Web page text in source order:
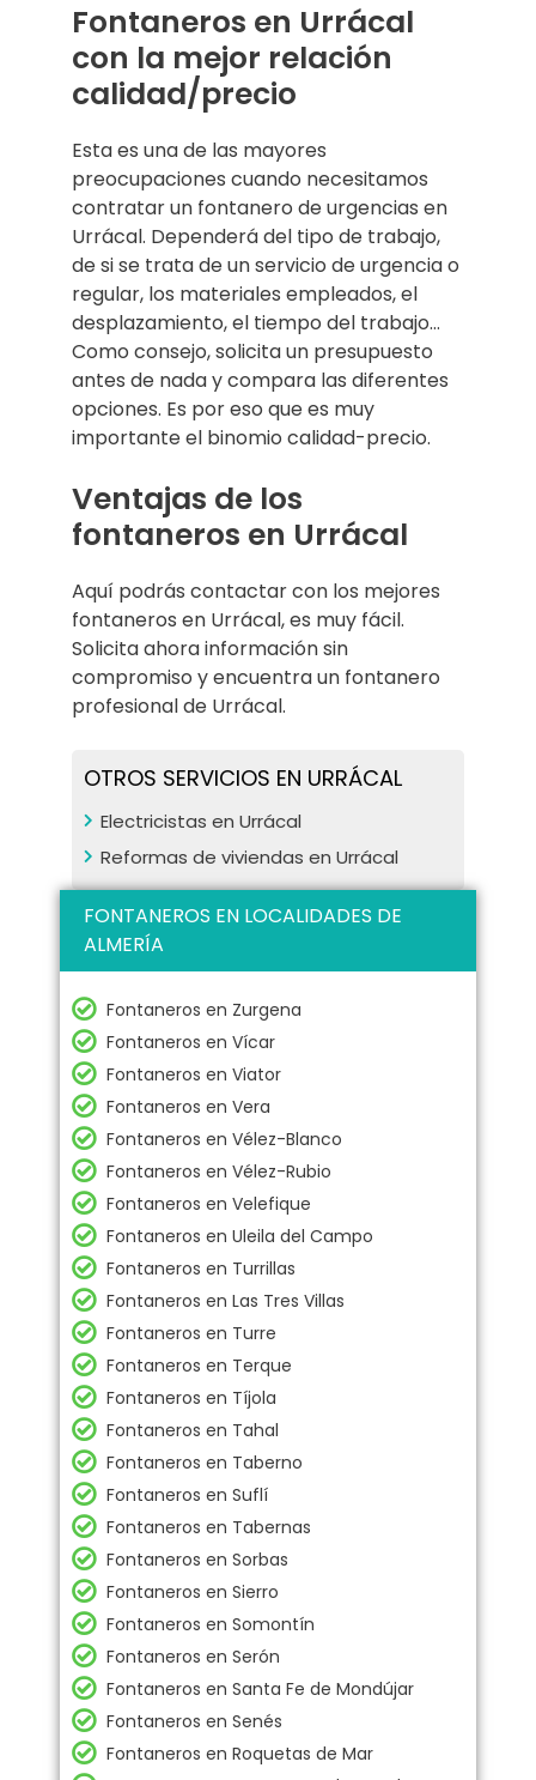
Fontaneros en Urrácal
con la mejor relación
calidad/precio
Esta es una de las mayores
preocupaciones cuando necesitamos
contratar un fontanero de urgencias en
Urrácal. Dependerá del tipo de trabajo,
de si se trata de un servicio de urgencia o
regular, los materiales empleados, el
desplazamiento, el tiempo del trabajo…
Como consejo, solicita un presupuesto
antes de nada y compara las diferentes
opciones. Es por eso que es muy
importante el binomio calidad-precio.
Ventajas de los
fontaneros en Urrácal
Aquí podrás contactar con los mejores
fontaneros en Urrácal, es muy fácil.
Solicita ahora información sin
compromiso y encuentra un fontanero
profesional de Urrácal.
OTROS SERVICIOS EN URRÁCAL
Electricistas en Urrácal
Reformas de viviendas en Urrácal
FONTANEROS EN LOCALIDADES DE
ALMERÍA
Fontaneros en Zurgena
Fontaneros en Vícar
Fontaneros en Viator
Fontaneros en Vera
Fontaneros en Vélez-Blanco
Fontaneros en Vélez-Rubio
Fontaneros en Velefique
Fontaneros en Uleila del Campo
Fontaneros en Turrillas
Fontaneros en Las Tres Villas
Fontaneros en Turre
Fontaneros en Terque
Fontaneros en Tíjola
Fontaneros en Tahal
Fontaneros en Taberno
Fontaneros en Suflí
Fontaneros en Tabernas
Fontaneros en Sorbas
Fontaneros en Sierro
Fontaneros en Somontín
Fontaneros en Serón
Fontaneros en Santa Fe de Mondújar
Fontaneros en Senés
Fontaneros en Roquetas de Mar